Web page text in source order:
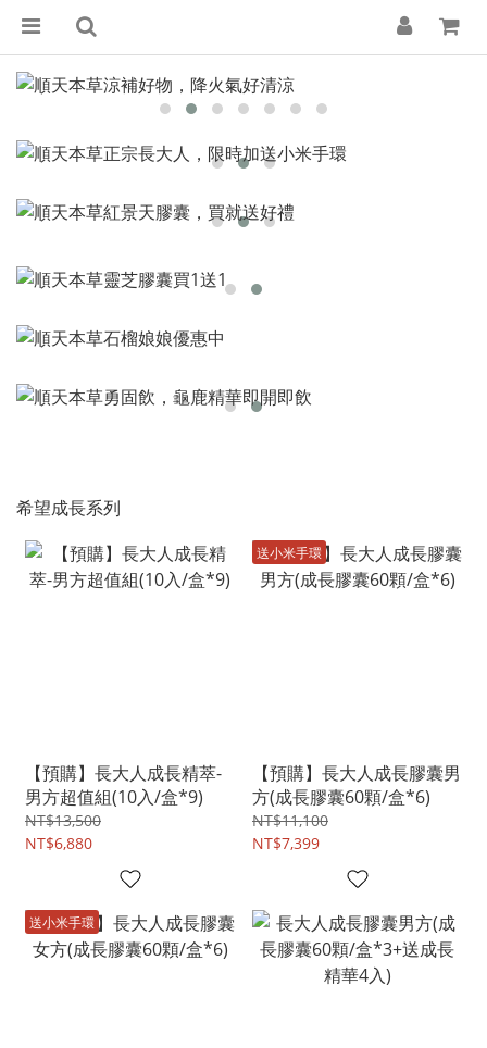
希望成長系列
【預購】長大人成長精萃-
男方超值組(10入/盒*9)
NT$13,500
NT$6,880
送小米手環
【預購】長大人成長膠囊男
方(成長膠囊60顆/盒*6)
NT$11,100
NT$7,399
送小米手環